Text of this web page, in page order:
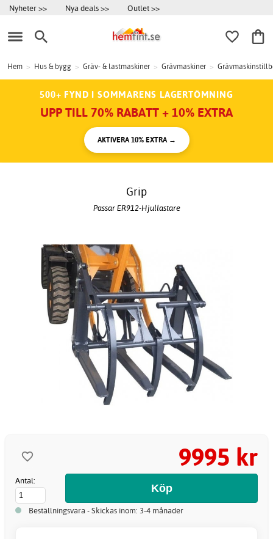
Nyheter >> Nya deals >> Outlet >>
Hem > Hus & bygg > Gräv- & lastmaskiner > Grävmaskiner >
500+ FYND I SOMMARENS LAGERTÖMNING
UPP TILL 70% RABATT + 10% EXTRA
AKTIVERA 10% EXTRA →
Grip
Passar ER912-Hjullastare
9995 kr
Antal:
Beställningsvara - Skickas inom: 3-4 månader